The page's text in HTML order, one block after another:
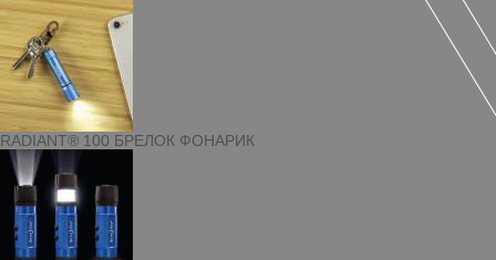
RADIANT® 100 БРЕЛОК ФОНАРИК